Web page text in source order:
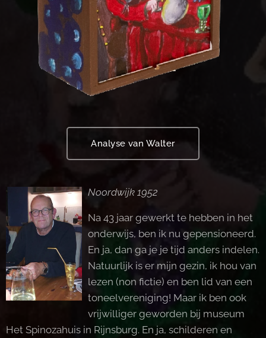
Analyse van Walter
Noordwijk 1952
Na 43 jaar gewerkt te hebben in het
onderwijs, ben ik nu gepensioneerd.
En ja, dan ga je je tijd anders indelen.
Natuurlijk is er mijn gezin, ik hou van
lezen (non fictie) en ben lid van een
toneelvereniging! Maar ik ben ook
vrijwilliger geworden bij museum
Het Spinozahuis in Rijnsburg. En ja, schilderen en